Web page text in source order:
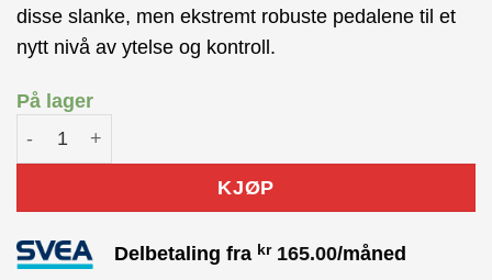
disse slanke, men ekstremt robuste pedalene til et
nytt nivå av ytelse og kontroll.
På lager
SHIMANO SAINT Pedal PD-M821 antall
KJØP
Delbetaling fra kr165.00/måned